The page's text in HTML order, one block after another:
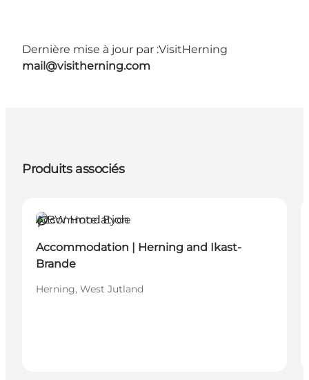
Dernière mise à jour par :VisitHerning
mail@visitherning.com
Produits associés
Durable
Accommodation
Accommodation | Herning and Ikast-
Brande
Herning, West Jutland